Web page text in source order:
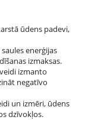
ūdens padevi,
enerģijas
izmaksas.
izmanto
negatīvo
un izmēri, ūdens
dzīvokļos.